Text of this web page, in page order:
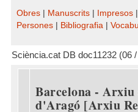
Obres Manuscrits Impresos
Persones
Bibliografia
Sciència.cat DB doc11232 (06
Barcelona - Arxiu
d'Aragó [Arxiu